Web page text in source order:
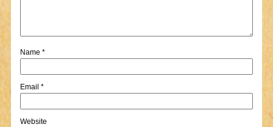
Name *
Email *
Website